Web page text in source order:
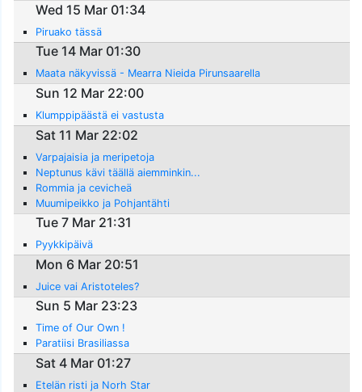
Wed 15 Mar 01:34
Piruako tässä
Tue 14 Mar 01:30
Maata näkyvissä - Mearra Nieida Pirunsaarella
Sun 12 Mar 22:00
Klumppipäästä ei vastusta
Sat 11 Mar 22:02
Varpajaisia ja meripetoja
Neptunus kävi täällä aiemminkin...
Rommia ja cevicheä
Muumipeikko ja Pohjantähti
Tue 7 Mar 21:31
Pyykkipäivä
Mon 6 Mar 20:51
Juice vai Aristoteles?
Sun 5 Mar 23:23
Time of Our Own !
Paratiisi Brasiliassa
Sat 4 Mar 01:27
Etelän risti ja Norh Star